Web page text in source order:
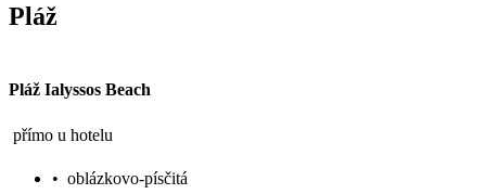
Pláž
Pláž Ialyssos Beach
přímo u hotelu
• oblázkovo-písčitá